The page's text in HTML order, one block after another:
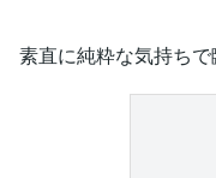
素直に純粋な気持ちで